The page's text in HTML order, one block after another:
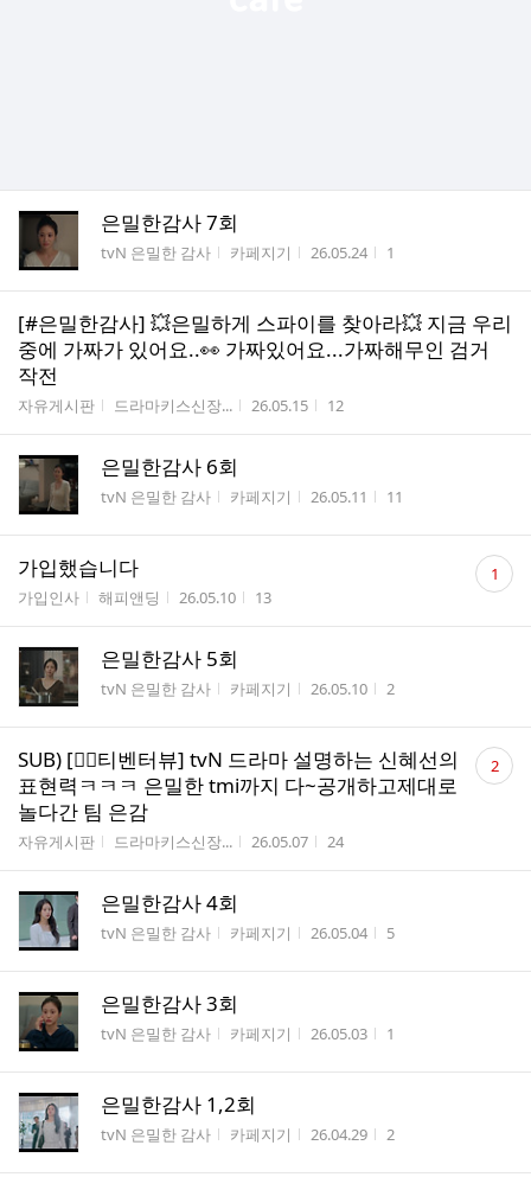
은밀한감사 7회
게시판명
tvN 은밀한 감사 작성자
카페지기 작성시간
26.05.24 조회수
1
[#은밀한감사] 💥은밀하게 스파이를 찾아라💥 지금 우리
중에 가짜가 있어요..👀 가짜있어요...가짜해무인 검거
작전
게시판명
자유게시판 작성자
드라마키스신장... 작성시간
26.05.15 조회수
12
은밀한감사 6회
게시판명
tvN 은밀한 감사 작성자
카페지기 작성시간
26.05.11 조회수
11
가입했습니다
게시판명
가입인사 작성자
해피앤딩 작성시간
26.05.10 조회수
13
댓
글 1
은밀한감사 5회
게시판명
tvN 은밀한 감사 작성자
카페지기 작성시간
26.05.10 조회수
2
SUB) [❤️‍🔥티벤터뷰] tvN 드라마 설명하는 신혜선의
표현력ㅋㅋㅋ 은밀한 tmi까지 다~공개하고제대로
놀다간 팀 은감
게시판명
자유게시판 작성자
드라마키스신장... 작성시간
26.05.07 조회수
24
댓
글 2
은밀한감사 4회
게시판명
tvN 은밀한 감사 작성자
카페지기 작성시간
26.05.04 조회수
5
은밀한감사 3회
게시판명
tvN 은밀한 감사 작성자
카페지기 작성시간
26.05.03 조회수
1
은밀한감사 1,2회
게시판명
tvN 은밀한 감사 작성자
카페지기 작성시간
26.04.29 조회수
2